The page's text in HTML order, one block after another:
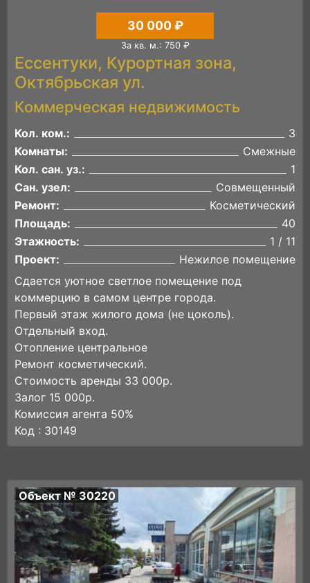
30 000 ₽
За кв. м.: 750 ₽
Ессентуки, Курортная зона,
Октябрьская ул.
Коммерческая недвижимость
Кол. ком.:
3
Комнаты:
Смежные
Кол. сан. уз.:
1
Сан. узел:
Совмещенный
Ремонт:
Косметический
Площадь:
40
Этажность:
1 / 11
Проект:
Нежилое помещение
Сдается уютное светлое помещение под
коммерцию в самом центре города.
Первый этаж жилого дома (не цоколь).
Отдельный вход.
Отопление центральное
Ремонт косметический.
Стоимость аренды 33 000р.
Залог 15 000р.
Комиссия агента 50%
Код : 30149
Объект № 30220